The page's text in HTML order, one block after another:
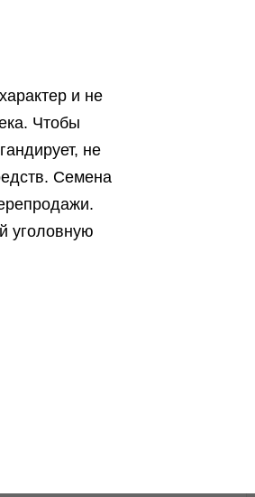
Фотопериодный сорт
Преимущественно индика
18 %
800 гр.м2
В корзину
Подробнее
и не
Чтобы
не
Семена
уголовную